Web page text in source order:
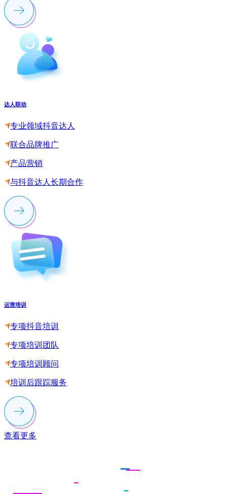
达人联动
专业领域抖音达人
联合品牌推广
产品营销
与抖音达人长期合作
运营培训
专项抖音培训
专项培训团队
专项培训顾问
培训后跟踪服务
查看更多